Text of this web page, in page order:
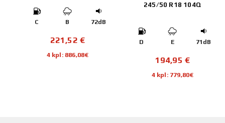
C B 72dB
221,52€
4 kpl: 886,08€
245/50 R18 104Q
D E 71dB
194,95€
4 kpl: 779,80€